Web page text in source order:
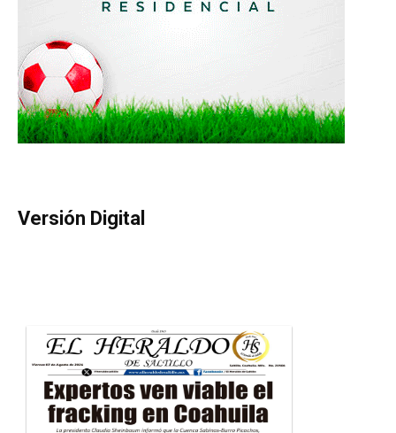
Versión Digital